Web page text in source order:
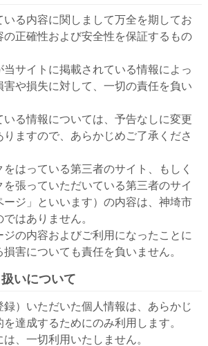
いる内容に関しまして万全を期してお
の正確性および安全性を保証するもの
サイトに掲載されている情報によっ
害や損失に対して、一切の責任を負い
いる情報については、予告なしに変更
ますので、あらかじめご了承くださ
はっている第三者のサイト、もしく
張っていただいている第三者のサイ
ージ」といいます）の内容は、神埼市
はありません。
の内容およびご利用になったことに
害についても責任を負いません。
いについて
）いただいた個人情報は、あらかじ
達成するためにのみ利用します。
、一切利用いたしません。